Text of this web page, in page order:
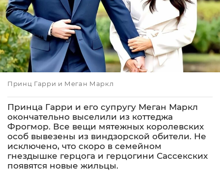
Принц Гарри и Меган Маркл
Принца Гарри и его супругу Меган Маркл
окончательно выселили из коттеджа
Фрогмор. Все вещи мятежных королевских
особ вывезены из виндзорской обители. Не
исключено, что скоро в семейном
гнездышке герцога и герцогини Сассекских
появятся новые жильцы.